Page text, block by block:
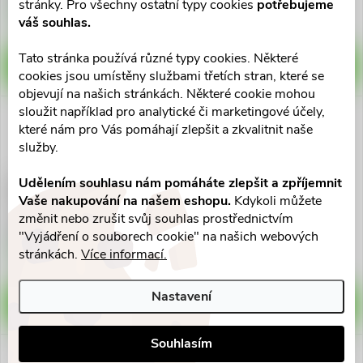
stránky. Pro všechny ostatní typy cookies potřebujeme
váš souhlas.
Tato stránka používá různé typy cookies. Některé
cookies jsou umístěny službami třetích stran, které se
objevují na našich stránkách. Některé cookie mohou
sloužit například pro analytické či marketingové účely,
které nám pro Vás pomáhají zlepšit a zkvalitnit naše
služby.
Udělením souhlasu nám pomáháte zlepšit a zpříjemnit
Vaše nakupování na našem eshopu. Kdykoli můžete
změnit nebo zrušit svůj souhlas prostřednictvím
"Vyjádření o souborech cookie" na našich webových
stránkách. Více informací.
Nastavení
Souhlasím
Skladem v eshopu
>10 ks
DO KOŠÍKU
Skladem v eshopu
DO KOŠÍKU
Clotrimazole Recordati 10mg/g
crm.1x50g
169 Kč
Skladem v eshopu
>10 ks
Canesten krém
crm.1x20g/200mg
161 Kč